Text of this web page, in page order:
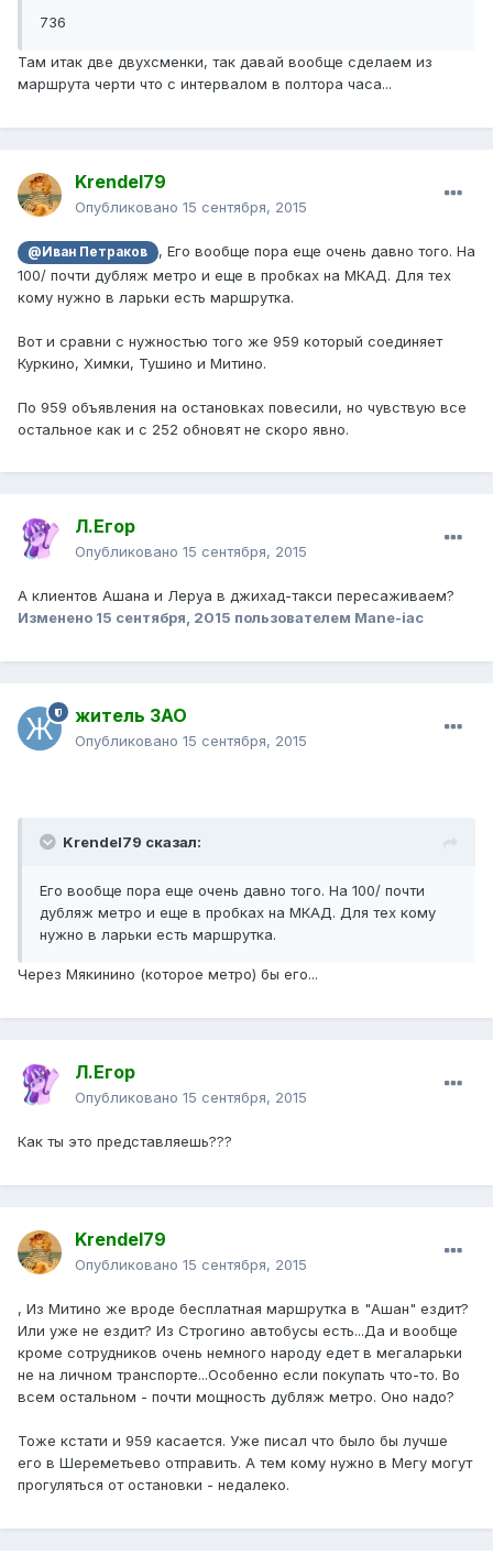
736
Там итак две двухсменки, так давай вообще сделаем из
маршрута черти что с интервалом в полтора часа...
Krendel79
Опубликовано 15 сентября, 2015
@Иван Петраков
, Его вообще пора еще очень давно того. На
100/ почти дубляж метро и еще в пробках на МКАД. Для тех
кому нужно в ларьки есть маршрутка.
Вот и сравни с нужностью того же 959 который соединяет
Куркино, Химки, Тушино и Митино.
По 959 объявления на остановках повесили, но чувствую все
остальное как и с 252 обновят не скоро явно.
Л.Егор
Опубликовано 15 сентября, 2015
А клиентов Ашана и Леруа в джихад-такси пересаживаем?
Изменено 15 сентября, 2015 пользователем Mane-iac
житель ЗАО
Опубликовано 15 сентября, 2015
Krendel79 сказал:
Его вообще пора еще очень давно того. На 100/ почти
дубляж метро и еще в пробках на МКАД. Для тех кому
нужно в ларьки есть маршрутка.
Через Мякинино (которое метро) бы его...
Л.Егор
Опубликовано 15 сентября, 2015
Как ты это представляешь???
Krendel79
Опубликовано 15 сентября, 2015
, Из Митино же вроде бесплатная маршрутка в "Ашан" ездит?
Или уже не ездит? Из Строгино автобусы есть...Да и вообще
кроме сотрудников очень немного народу едет в мегаларьки
не на личном транспорте...Особенно если покупать что-то. Во
всем остальном - почти мощность дубляж метро. Оно надо?
Тоже кстати и 959 касается. Уже писал что было бы лучше
его в Шереметьево отправить. А тем кому нужно в Мегу могут
прогуляться от остановки - недалеко.